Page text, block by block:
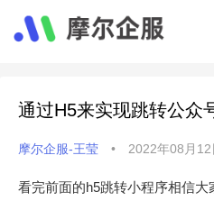
通过H5来实现跳转公众
摩尔企服-王莹 • 2022年08月12
看完前面的h5跳转小程序相信大